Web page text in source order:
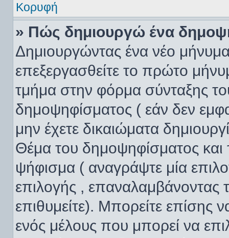
Κορυφή
» Πώς δημιουργώ ένα
Δημιουργώντας ένα νέο
επεξεργασθείτε το πρώτο
τμήμα στην φόρμα σύνταξης
δημοψηφίσματος ( εάν δεν
μην έχετε δικαιώματα
Θέμα του δημοψηφίσματος και
ψήφισμα ( αναγράψτε μία
επιλογής , επαναλαμβάνοντας
επιθυμείτε). Μπορείτε επίσης
ενός μέλους που μπορεί να